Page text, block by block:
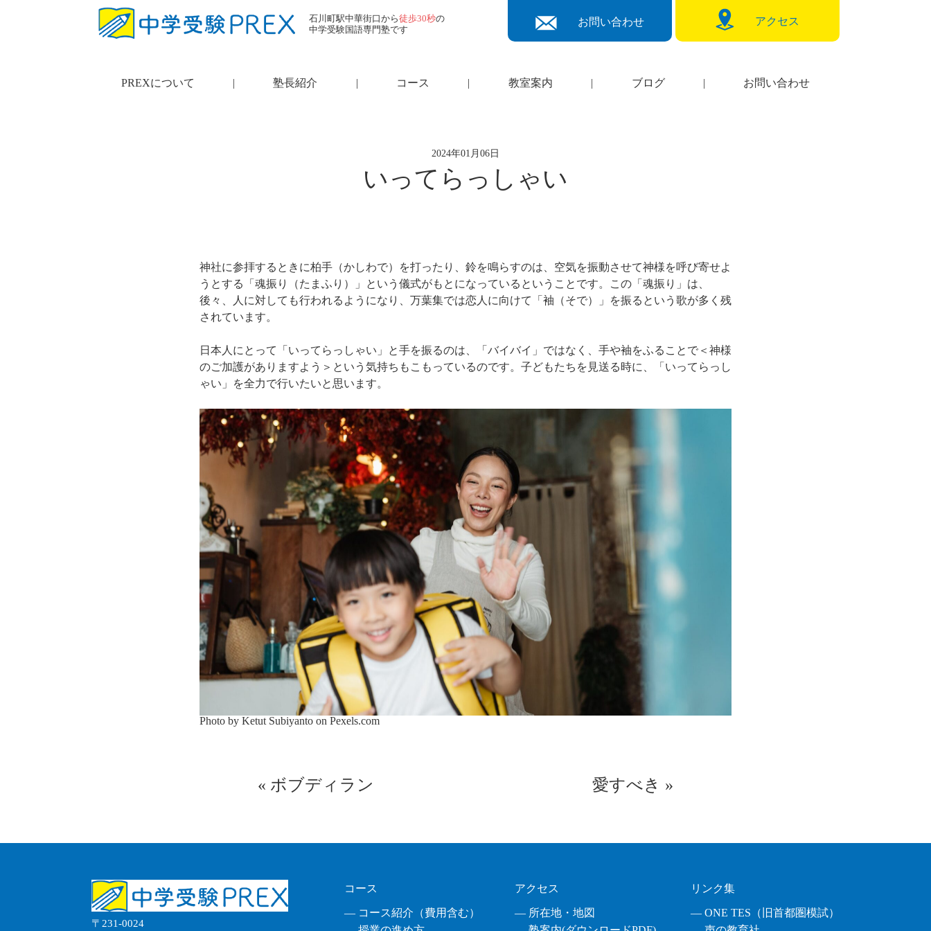
石川町駅中華街口から徒歩30秒の
中学受験国語専門塾です
お問い合わせ アクセス
PREXについて | 塾長紹介 | コース | 教室案内 | ブログ | お問い合わせ
2024年01月06日
いってらっしゃい
神社に参拝するときに柏手（かしわで）を打ったり、鈴を鳴らすのは、空気を振動させて神様を呼び寄せよ
うとする「魂振り（たまふり）」という儀式がもとになっているということです。この「魂振り」は、
後々、人に対しても行われるようになり、万葉集では恋人に向けて「袖（そで）」を振るという歌が多く残
されています。
日本人にとって「いってらっしゃい」と手を振るのは、「バイバイ」ではなく、手や袖をふることで＜神様
のご加護がありますよう＞という気持ちもこもっているのです。子どもたちを見送る時に、「いってらっし
ゃい」を全力で行いたいと思います。
Photo by Ketut Subiyanto on Pexels.com
« ボブディラン 愛すべき »
〒231-0024
コース
― コース紹介（費用含む）
アクセス
― 所在地・地図
リンク集
― ONE TES（旧首都圏模試）